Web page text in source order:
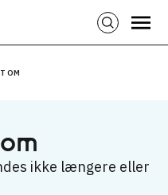
OM
ikke længere eller